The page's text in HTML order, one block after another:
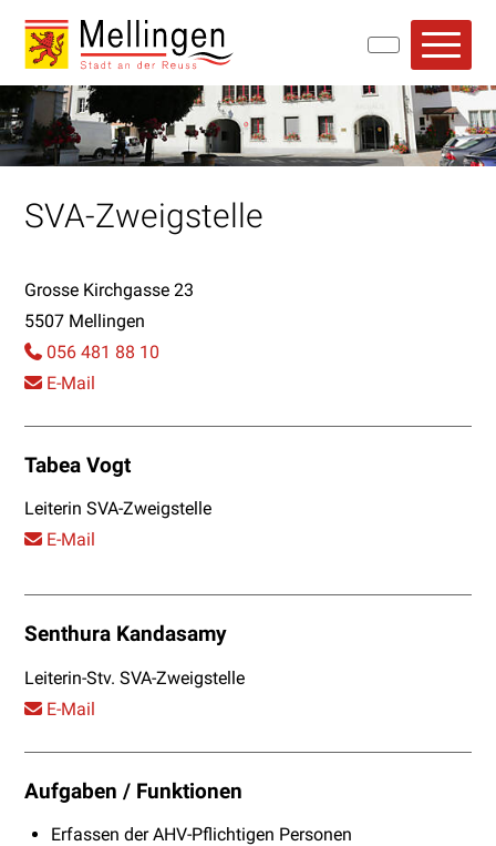
Navigieren in Mellingen
Schnellnavigation
SVA-Zweigstelle
Grosse Kirchgasse 23
5507 Mellingen
056 481 88 10
E-Mail
Tabea Vogt
Leiterin SVA-Zweigstelle
E-Mail
Senthura Kandasamy
Leiterin-Stv. SVA-Zweigstelle
E-Mail
Aufgaben / Funktionen
Erfassen der AHV-Pflichtigen Personen